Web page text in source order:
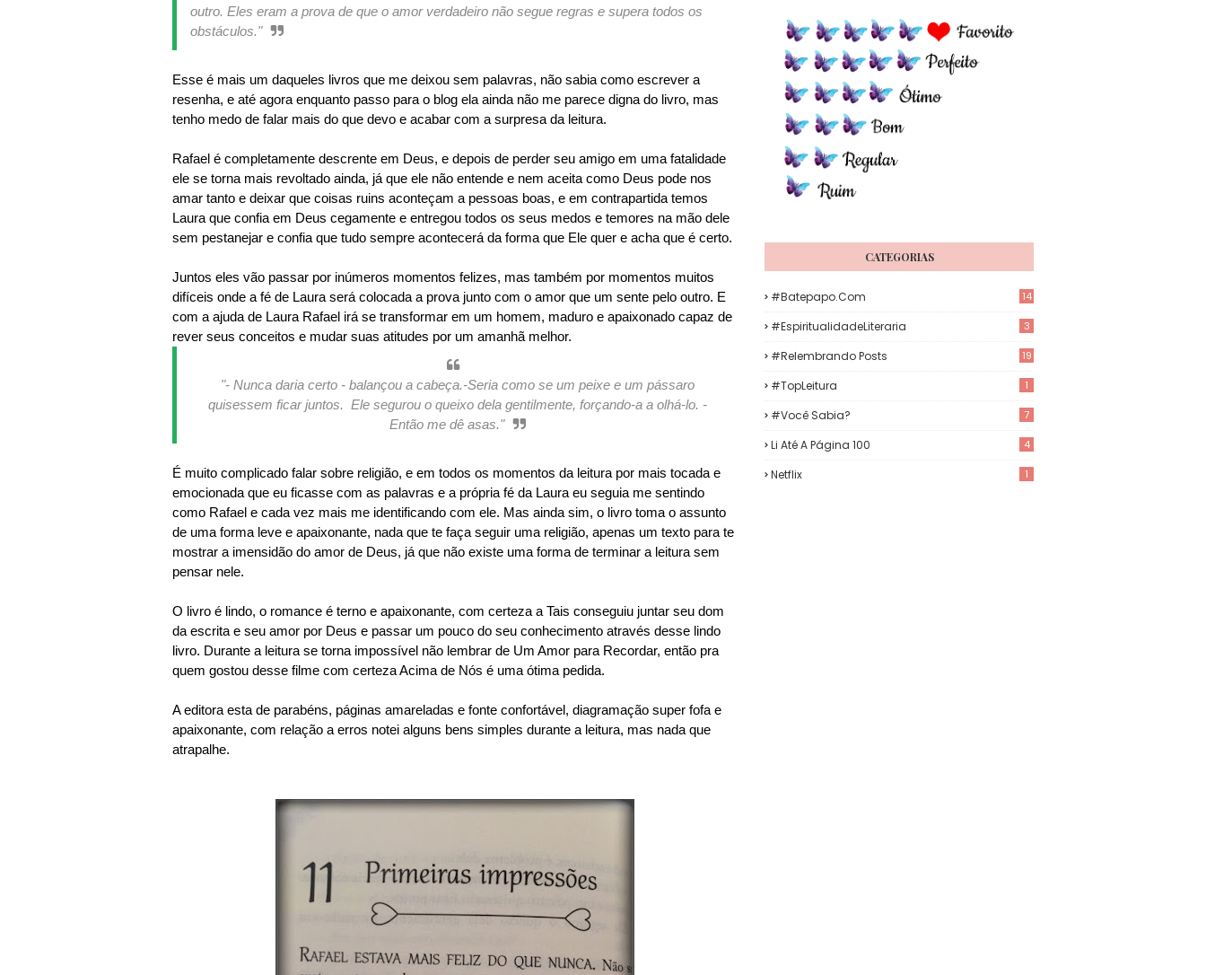
outro. Eles eram a prova de que o amor verdadeiro não segue regras e supera todos os
obstáculos."
Esse é mais um daqueles livros que me deixou sem palavras, não sabia como escrever a
resenha, e até agora enquanto passo para o blog ela ainda não me parece digna do livro, mas
tenho medo de falar mais do que devo e acabar com a surpresa da leitura.
Rafael é completamente descrente em Deus, e depois de perder seu amigo em uma fatalidade
ele se torna mais revoltado ainda, já que ele não entende e nem aceita como Deus pode nos
amar tanto e deixar que coisas ruins aconteçam a pessoas boas, e em contrapartida temos
Laura que confia em Deus cegamente e entregou todos os seus medos e temores na mão dele
sem pestanejar e confia que tudo sempre acontecerá da forma que Ele quer e acha que é certo.
Juntos eles vão passar por inúmeros momentos felizes, mas também por momentos muitos
difíceis onde a fé de Laura será colocada a prova junto com o amor que um sente pelo outro. E
com a ajuda de Laura Rafael irá se transformar em um homem, maduro e apaixonado capaz de
rever seus conceitos e mudar suas atitudes por um amanhã melhor.
"- Nunca daria certo - balançou a cabeça.-Seria como se um peixe e um pássaro
quisessem ficar juntos. Ele segurou o queixo dela gentilmente, forçando-a a olhá-lo. -
Então me dê asas."
É muito complicado falar sobre religião, e em todos os momentos da leitura por mais tocada e
emocionada que eu ficasse com as palavras e a própria fé da Laura eu seguia me sentindo
como Rafael e cada vez mais me identificando com ele. Mas ainda sim, o livro toma o assunto
de uma forma leve e apaixonante, nada que te faça seguir uma religião, apenas um texto para te
mostrar a imensidão do amor de Deus, já que não existe uma forma de terminar a leitura sem
pensar nele.
O livro é lindo, o romance é terno e apaixonante, com certeza a Tais conseguiu juntar seu dom
da escrita e seu amor por Deus e passar um pouco do seu conhecimento através desse lindo
livro. Durante a leitura se torna impossível não lembrar de Um Amor para Recordar, então pra
quem gostou desse filme com certeza Acima de Nós é uma ótima pedida.
A editora esta de parabéns, páginas amareladas e fonte confortável, diagramação super fofa e
apaixonante, com relação a erros notei alguns bens simples durante a leitura, mas nada que
atrapalhe.
CATEGORIAS
#Batepapo.com 14
#EspiritualidadeLiteraria 3
#Relembrando Posts 19
#TopLeitura 1
#Você Sabia? 7
Li Até A Página 100 4
Netflix 1